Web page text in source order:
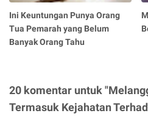
Ini Keuntungan Punya Orang
Tua Pemarah yang Belum
Banyak Orang Tahu
20 komentar untuk
Termasuk Kejahatan